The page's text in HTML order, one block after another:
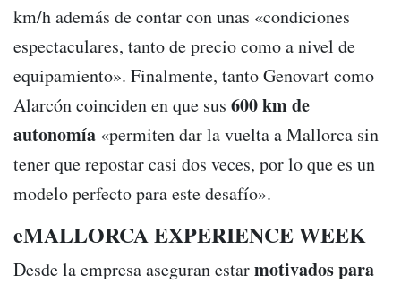
km/h además de contar con unas «condiciones
espectaculares, tanto de precio como a nivel de
equipamiento». Finalmente, tanto Genovart como
Alarcón coinciden en que sus 600 km de
autonomía «permiten dar la vuelta a Mallorca sin
tener que repostar casi dos veces, por lo que es un
modelo perfecto para este desafío».
eMALLORCA EXPERIENCE WEEK
Desde la empresa aseguran estarmotivados para